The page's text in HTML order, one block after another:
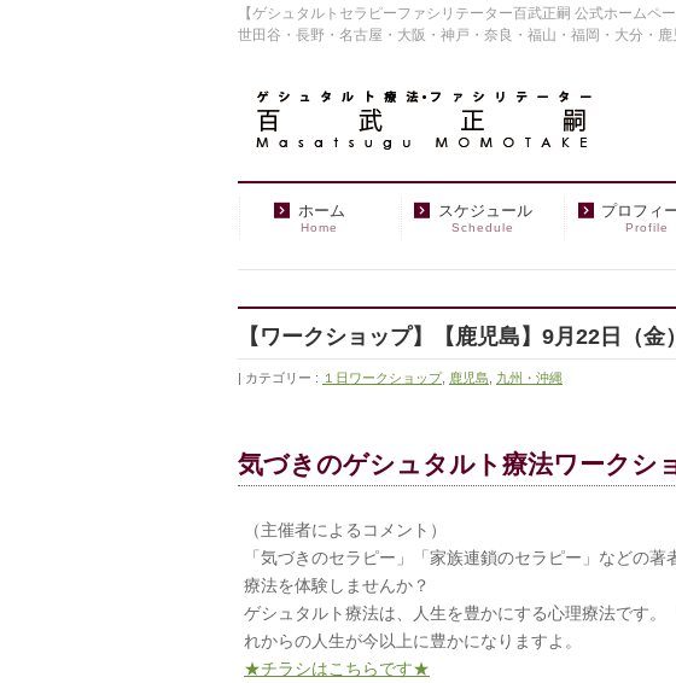
【ゲシュタルトセラピーファシリテーター百武正嗣 公式ホーム
世田谷・長野・名古屋・大阪・神戸・奈良・福山・福岡・大分・
ホーム
Home
スケジュール
Schedule
プロフィ
Profile
【ワークショップ】【鹿児島】9月22日（金）
カテゴリー : １日ワークショップ, 鹿児島 九州・沖縄
気づきのゲシュタルト療法ワークシ
（主催者によるコメント）
「気づきのセラピー」「家族連鎖のセラピー」などの
療法を体験しませんか？
ゲシュタルト療法は、人生を豊かにする心理療法です。
れからの人生が今以上に豊かになりますよ。
★チラシはこちらです★